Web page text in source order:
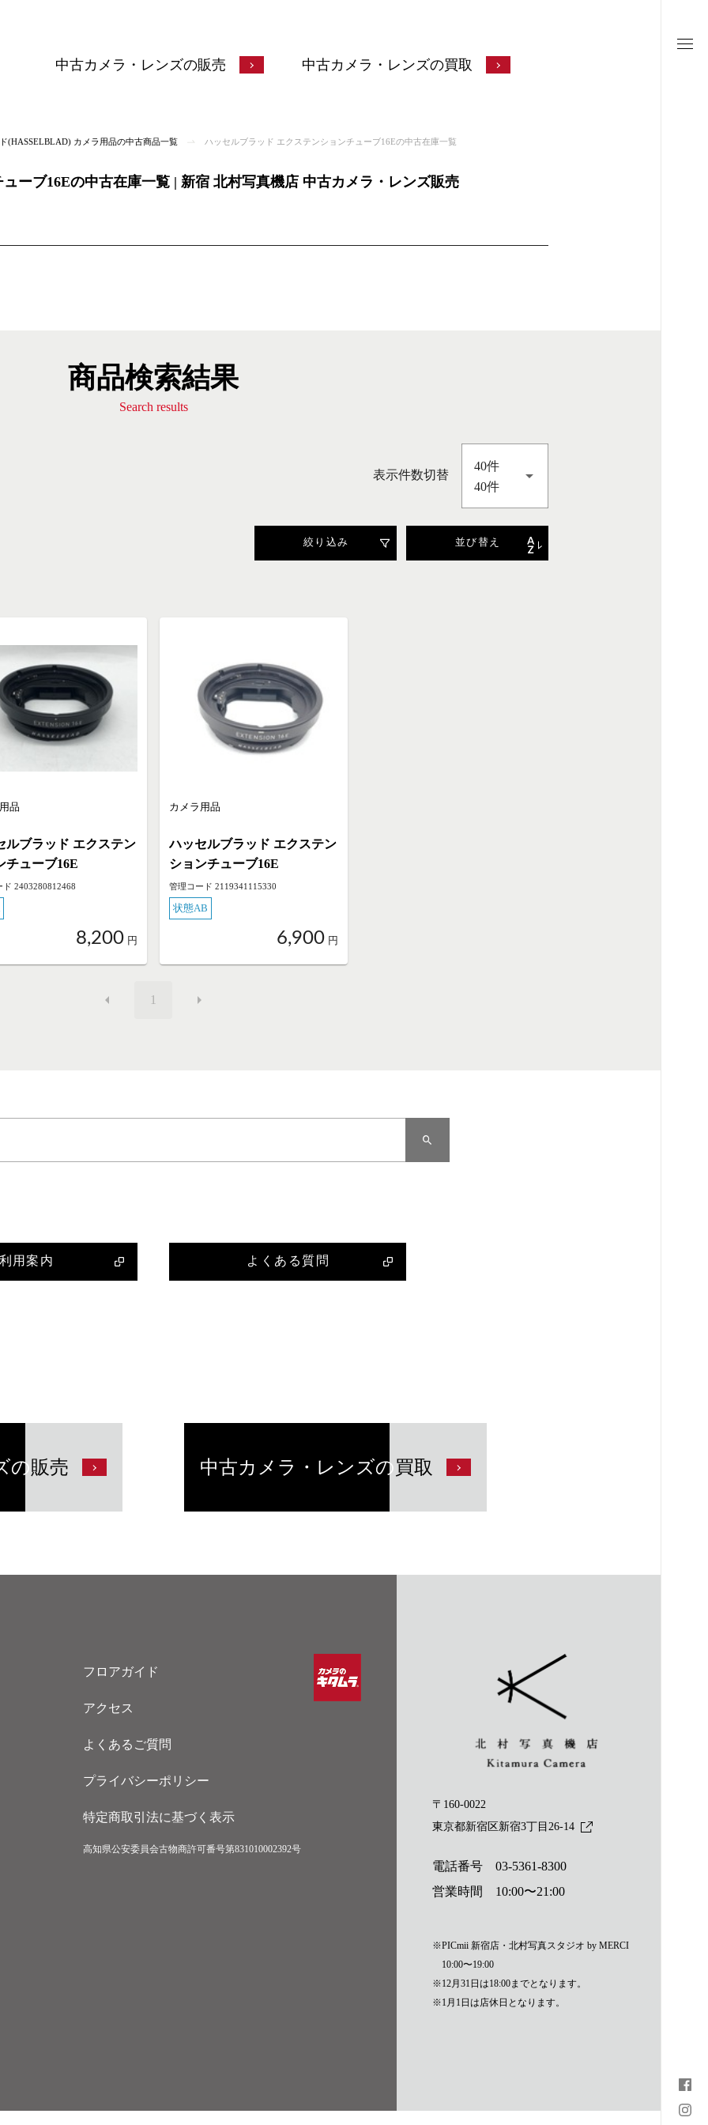
中古カメラ・レンズの販売 中古カメラ・レンズの買取
(HASSELBLAD) カメラ用品の中古商品一覧 ハッセルブラッド エクステンションチューブ16Eの中古在庫一覧
ーブ16Eの中古在庫一覧 | 新宿 北村写真機店 中古カメラ・レンズ販売
商品検索結果
Search results
表示件数切替
40件
40件
絞り込み 並び替え
品
ルブラッド エクステン
チューブ16E
ド 2403280812468
8,200 円
カメラ用品
ハッセルブラッド エクステン
ションチューブ16E
管理コード 2119341115330
状態AB
6,900 円
1
用案内 よくある質問
の販売 中古カメラ・レンズの買取
フロアガイド
アクセス
よくあるご質問
プライバシーポリシー
特定商取引法に基づく表示
高知県公安委員会古物商許可番号第831010002392号
〒160-0022
東京都新宿区新宿3丁目26-14
電話番号03-5361-8300
営業時間 10:00〜21:00
※PICmii 新宿店・北村写真スタジオ by MERCI
10:00〜19:00
※12月31日は18:00までとなります。
※1月1日は店休日となります。